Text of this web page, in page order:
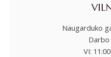
Naugarduko
Darbo
VI: